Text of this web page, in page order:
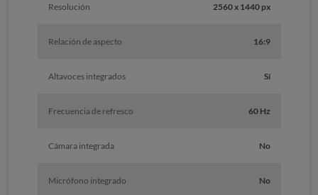
Resolución 2560 x 1440 px
Relación de aspecto 16:9
Altavoces integrados Sí
Frecuencia de refresco 60 Hz
Cámara integrada No
Micrófono integrado No